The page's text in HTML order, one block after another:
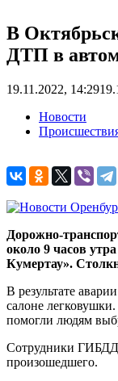
В
ДТП в
19.11.2022, 14:29
Новости
Дорожно-
около 9 часов
Кумертау».
В результате
салоне
помогли людям
Сотрудники ГИБДД
произошедшего.